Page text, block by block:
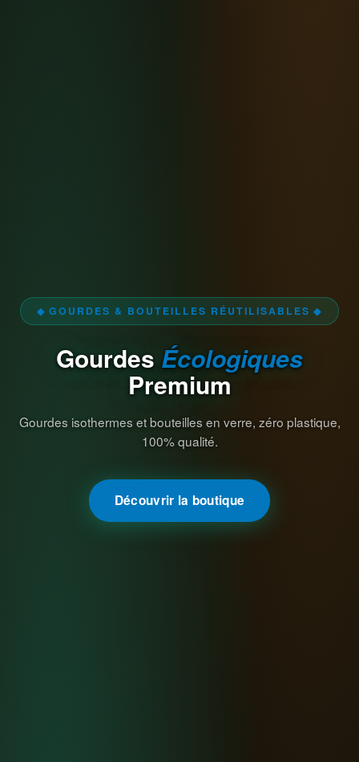
◆ GOURDES & BOUTEILLES RÉUTILISABLES ◆
Gourdes Écologiques
Premium
Gourdes isothermes et bouteilles en verre, zéro plastique,
100% qualité.
Découvrir la boutique